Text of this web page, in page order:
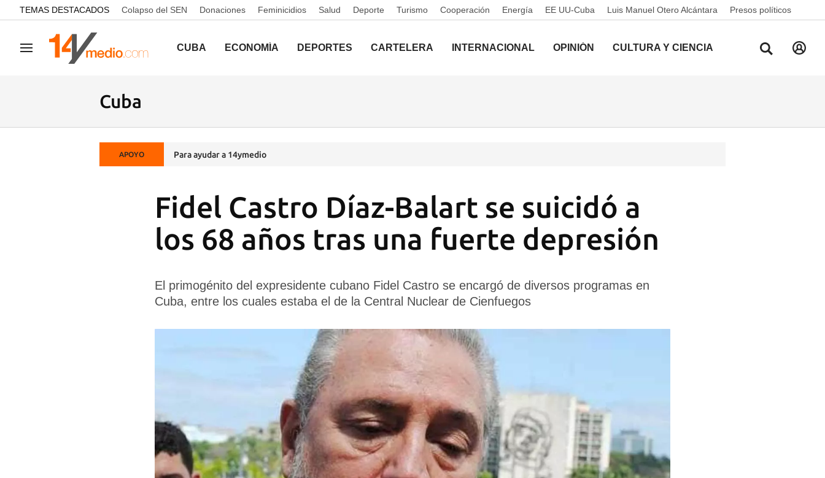
common.go-to-content
TEMAS DESTACADOS Colapso del SEN Donaciones Feminicidios Salud Deporte Turismo Cooperación Energía EE UU-Cuba Luis Manuel Otero Alcántara Presos políticos
Navegación CUBA ECONOMÍA DEPORTES CARTELERA INTERNACIONAL OPINIÓN CULTURA Y CIENCIA
Cuba
APOYO Para ayudar a 14ymedio
Fidel Castro Díaz-Balart se suicidó a
los 68 años tras una fuerte depresión
El primogénito del expresidente cubano Fidel Castro se encargó de diversos programas en
Cuba, entre los cuales estaba el de la Central Nuclear de Cienfuegos